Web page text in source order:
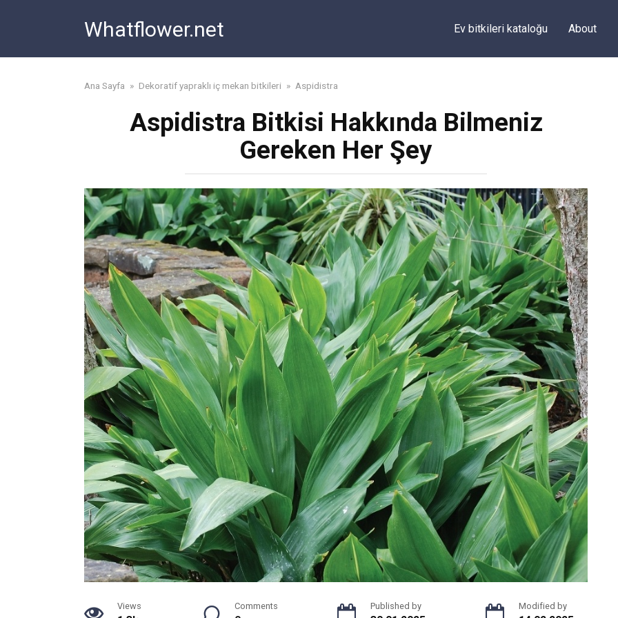
Whatflower.net Ev bitkileri kataloğu About
Ana Sayfa » Dekoratif yapraklı iç mekan bitkileri » Aspidistra
Aspidistra Bitkisi Hakkında Bilmeniz
Gereken Her Şey
Views Comments Published by Modified by